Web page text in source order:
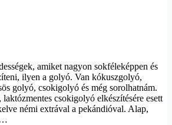
amiket nagyon sokféleképpen és
ilyen a golyó. Van kókuszgolyó,
golyó, csokigolyó és még sorolhatnám.
csokigolyó elkészítésére esett
némi extrával a pekándióval. Alap,